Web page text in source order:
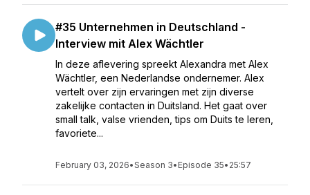
#35 Unternehmen in Deutschland -
Interview mit Alex Wächtler
In deze aflevering spreekt Alexandra met Alex
Wächtler, een Nederlandse ondernemer. Alex
vertelt over zijn ervaringen met zijn diverse
zakelijke contacten in Duitsland. Het gaat over
small talk, valse vrienden, tips om Duits te leren,
favoriete...
February 03, 2026•Season 3• Episode 35• 25:57